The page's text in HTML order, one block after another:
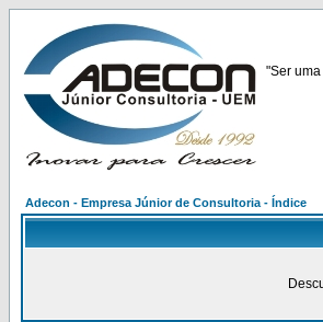
"Ser
Adecon - Empresa Júnior de Consultoria - Índice